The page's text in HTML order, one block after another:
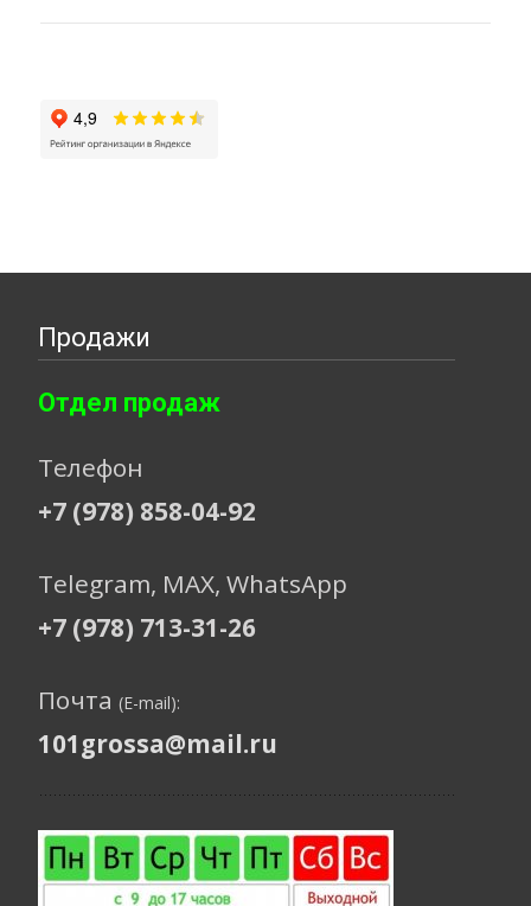
Продажи
Отдел продаж
Телефон
+7 (978) 858-04-92
Telegram, МАХ, WhatsApp
+7 (978) 713-31-26
Почта (E-mail):
101grossa@mail.ru